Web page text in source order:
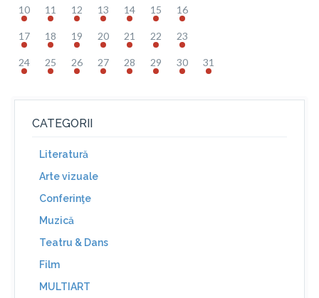
10 11 12 13 14 15 16
17 18 19 20 21 22 23
24 25 26 27 28 29 30 31
CATEGORII
Literatură
Arte vizuale
Conferinţe
Muzică
Teatru & Dans
Film
MULTIART